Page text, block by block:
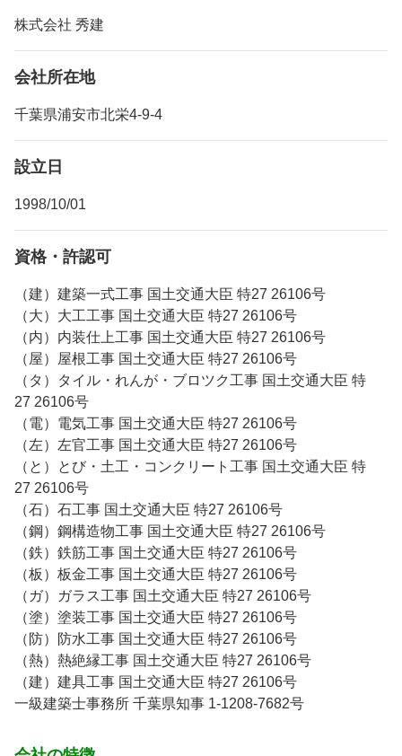
株式会社 秀建
会社所在地
千葉県浦安市北栄4-9-4
設立日
1998/10/01
資格・許認可
（建）建築一式工事 国土交通大臣 特27 26106号
（大）大工工事 国土交通大臣 特27 26106号
（内）内装仕上工事 国土交通大臣 特27 26106号
（屋）屋根工事 国土交通大臣 特27 26106号
（タ）タイル・れんが・ブロツク工事 国土交通大臣 特
27 26106号
（電）電気工事 国土交通大臣 特27 26106号
（左）左官工事 国土交通大臣 特27 26106号
（と）とび・土工・コンクリート工事 国土交通大臣 特
27 26106号
（石）石工事 国土交通大臣 特27 26106号
（鋼）鋼構造物工事 国土交通大臣 特27 26106号
（鉄）鉄筋工事 国土交通大臣 特27 26106号
（板）板金工事 国土交通大臣 特27 26106号
（ガ）ガラス工事 国土交通大臣 特27 26106号
（塗）塗装工事 国土交通大臣 特27 26106号
（防）防水工事 国土交通大臣 特27 26106号
（熱）熱絶縁工事 国土交通大臣 特27 26106号
（建）建具工事 国土交通大臣 特27 26106号
一級建築士事務所 千葉県知事 1-1208-7682号